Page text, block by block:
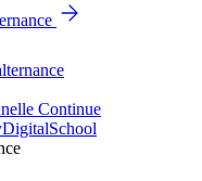
Continue